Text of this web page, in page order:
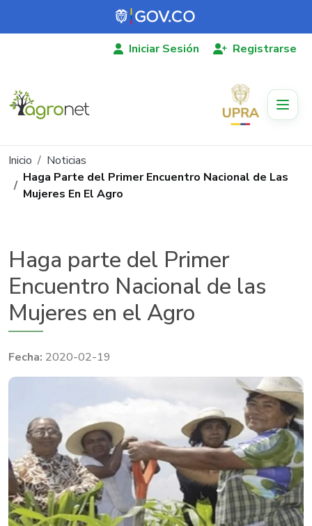
Pasar al contenido principal
Iniciar Sesión Registrarse
Ruta de navegación
Inicio
Noticias
Haga Parte del Primer Encuentro Nacional de Las
Mujeres En El Agro
Haga parte del Primer
Encuentro Nacional de las
Mujeres en el Agro
2020-02-19